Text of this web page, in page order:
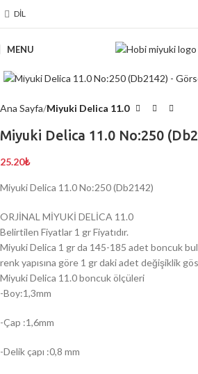
DIL
MENU
Ana Sayfa Miyuki Delica 11.0
Miyuki Delica 11.0 No:250
25.20₺
Miyuki Delica 11.0 No:250 (Db2142)
ORJİNAL MİYUKİ DELİCA 11.0
Belirtilen Fiyatlar 1 gr Fiyatıdır.
Miyuki Delica 1 gr da 145-185 adet boncuk
renk yapısına göre 1 gr daki adet değişiklik
Miyuki Delica 11.0 boncuk ölçüleri
-Boy:1,3mm
-Çap :1,6mm
-Delik çapı :0,8 mm